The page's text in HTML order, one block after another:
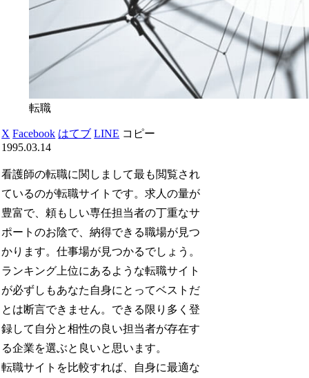
転職
X Facebook はてブ LINE コピー
1995.03.14
看護師の転職に関しまして最も閲覧され
ているのが転職サイトです。求人の量が
豊富で、頼もしい専任担当者の丁重なサ
ポートのお陰で、納得できる職場が見つ
かります。仕事場が見つかるでしょう。
ランキング上位にあるような転職サイト
が必ずしもあなた自身にとってベストだ
とは断言できません。できる限り多く登
録して自分と相性の良い担当者が存在す
る企業を選ぶと良いと思います。
転職サイトを比較すれば、自身に最適な